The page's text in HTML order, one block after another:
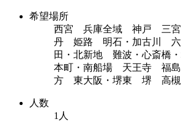
希望場所
西宮 兵庫全域 神戸 三
丹 姫路 明石・加古川
田・北新地 難波・心斎
本町・南船場 天王寺 福
方 東大阪・堺東 堺 高槻
人数
1人